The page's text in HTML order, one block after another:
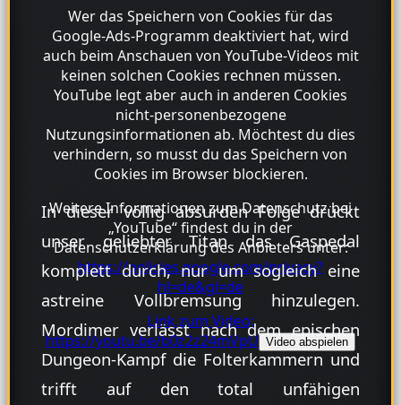
Wer das Speichern von Cookies für das
Google-Ads-Programm deaktiviert hat, wird
auch beim Anschauen von YouTube-Videos mit
keinen solchen Cookies rechnen müssen.
YouTube legt aber auch in anderen Cookies
nicht-personenbezogene
Nutzungsinformationen ab. Möchtest du dies
verhindern, so musst du das Speichern von
Cookies im Browser blockieren.
Weitere Informationen zum Datenschutz bei
„YouTube“ findest du in der
Datenschutzerklärung des Anbieters unter:
https://policies.google.com/privacy?
hl=de&gl=de
Link zum Video:
https://youtu.be/b0z2z24mVpU Video abspielen
In dieser völlig absurden Folge drückt
unser geliebter Titan das Gaspedal
komplett durch, nur um sogleich eine
astreine Vollbremsung hinzulegen.
Mordimer verlässt nach dem epischen
Dungeon-Kampf die Folterkammern und
trifft auf den total unfähigen